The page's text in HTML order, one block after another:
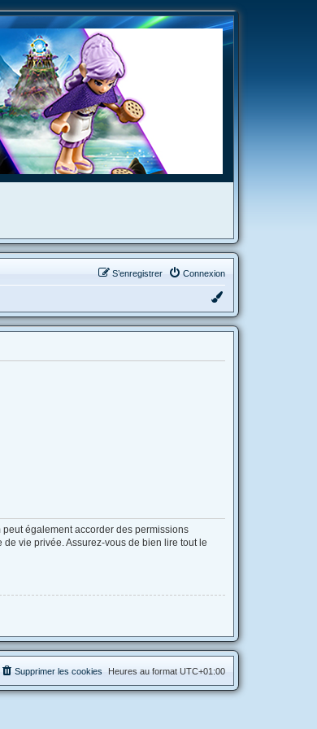
Connexion
S’enregistrer
également accorder des permissions
vie privée. Assurez-vous de bien lire tout le
Heures au format UTC+01:00
Supprimer les cookies